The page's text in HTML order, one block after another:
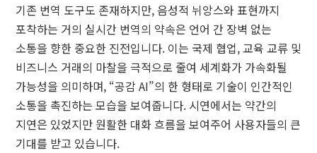
기존 번역 도구도 존재하지만, 음성적 뉘앙스와 표현까지
포착하는 거의 실시간 번역의 약속은 언어 간 장벽 없는
소통을 향한 중요한 진전입니다. 이는 국제 협업, 교육 교류 및
비즈니스 거래의 마찰을 극적으로 줄여 세계화가 가속화될
가능성을 의미하며, “공감 AI”의 한 형태로 기술이 인간적인
소통을 촉진하는 모습을 보여줍니다. 시연에서는 약간의
지연은 있었지만 원활한 대화 흐름을 보여주어 사용자들의 큰
기대를 받고 있습니다.